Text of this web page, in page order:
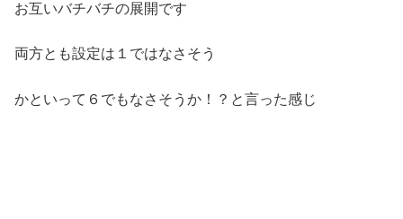
お互いバチバチの展開です
両方とも設定は１ではなさそう
かといって６でもなさそうか！？と言った感じ